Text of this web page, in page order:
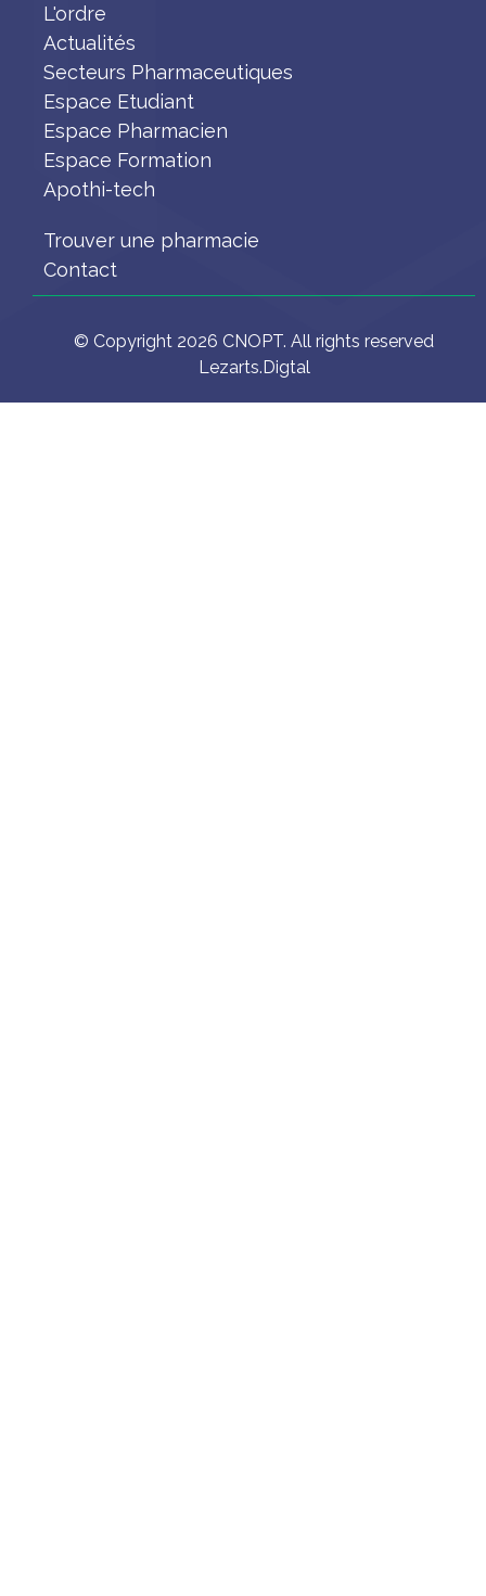
L'ordre
Actualités
Secteurs Pharmaceutiques
Espace Etudiant
Espace Pharmacien
Espace Formation
Apothi-tech
Trouver une pharmacie
Contact
© Copyright 2026 CNOPT. All rights reserved
Lezarts.Digtal